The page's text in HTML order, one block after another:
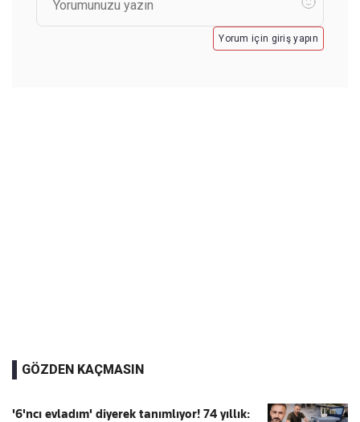
Yorum için giriş yapın
GÖZDEN KAÇMASIN
'6'ncı evladım' diyerek tanımlıyor! 74 yıllık: